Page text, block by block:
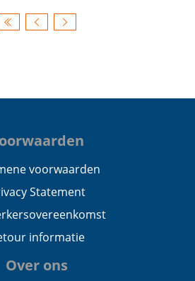
voorwaarden
Statement
informatie
Over ons